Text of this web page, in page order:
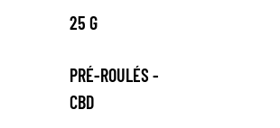
25 G
PRÉ-ROULÉS -
CBD